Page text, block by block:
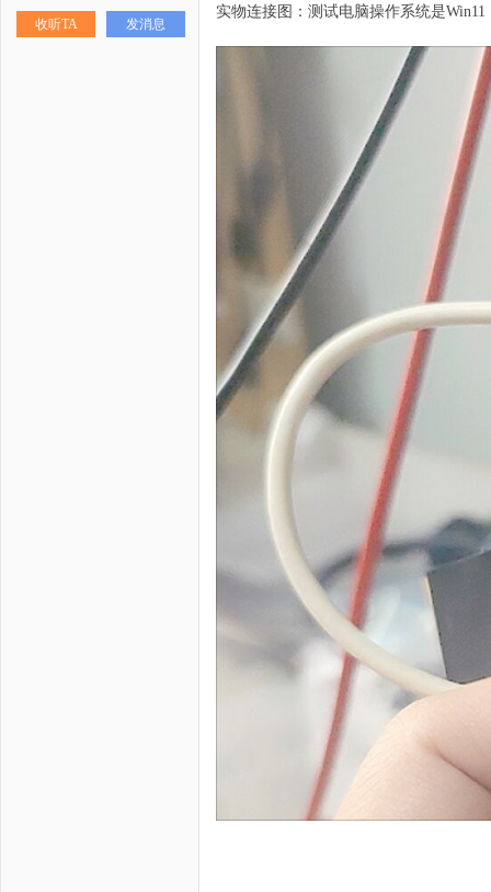
收听TA 发消息
实物连接图：测试电脑操作系统是Win11